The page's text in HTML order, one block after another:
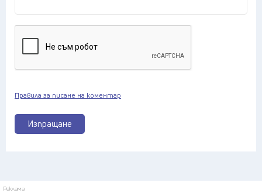
Изпращане
Правила за писане на коментар
Реклама